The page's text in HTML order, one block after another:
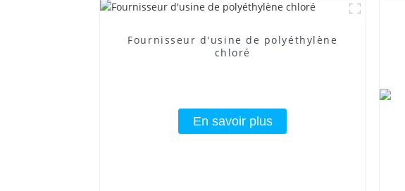
Fournisseur d'usine de polyéthylène
chloré
En savoir plus